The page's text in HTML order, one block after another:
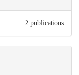
2 publications